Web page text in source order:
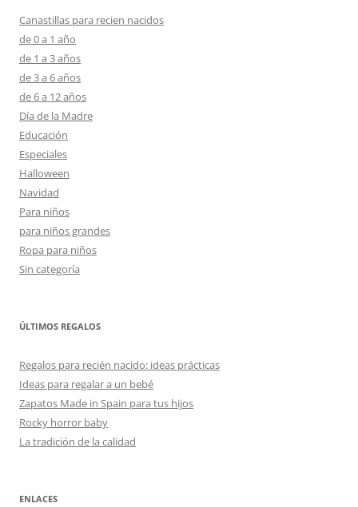
Canastillas para recien nacidos
de 0 a 1 año
de 1 a 3 años
de 3 a 6 años
de 6 a 12 años
Día de la Madre
Educación
Especiales
Halloween
Navidad
Para niños
para niños grandes
Ropa para niños
Sin categoría
ÚLTIMOS REGALOS
Regalos para recién nacido: ideas prácticas
Ideas para regalar a un bebé
Zapatos Made in Spain para tus hijos
Rocky horror baby
La tradición de la calidad
ENLACES